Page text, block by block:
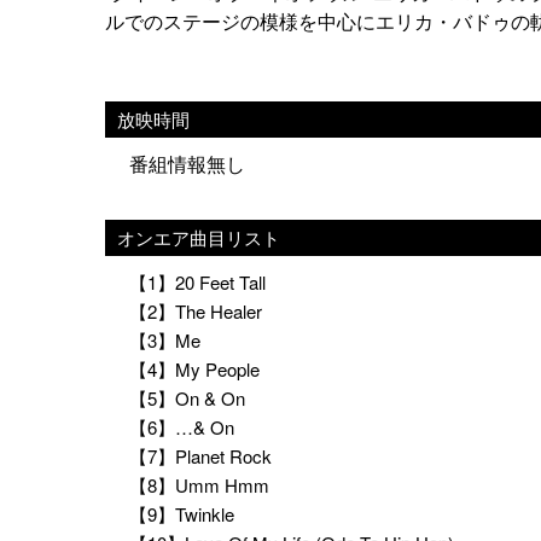
ルでのステージの模様を中心にエリカ・バドゥの
放映時間
番組情報無し
オンエア曲目リスト
【1】20 Feet Tall
【2】The Healer
【3】Me
【4】My People
【5】On & On
【6】…& On
【7】Planet Rock
【8】Umm Hmm
【9】Twinkle